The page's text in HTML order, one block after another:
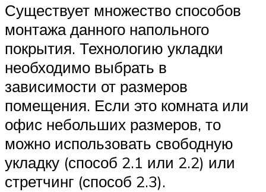
Существует множество способов
монтажа данного напольного
покрытия. Технологию укладки
необходимо выбрать в
зависимости от размеров
помещения. Если это комната или
офис небольших размеров, то
можно использовать свободную
укладку (способ 2.1 или 2.2) или
стретчинг (способ 2.3).